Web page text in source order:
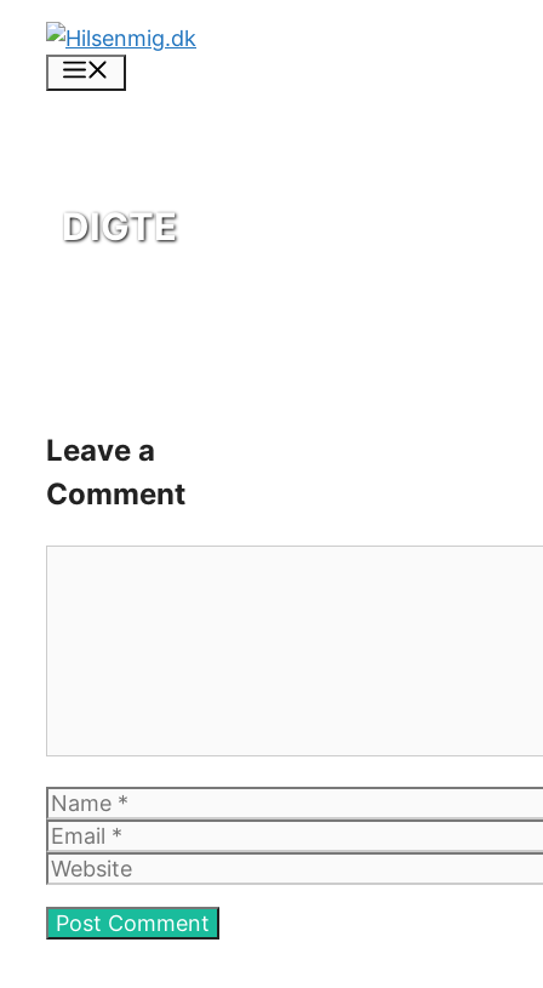
Skip
content
DIGTE
Leave a
Comment
Name
Email
Website